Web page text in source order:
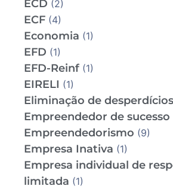
ECD (2)
ECF (4)
Economia (1)
EFD (1)
EFD-Reinf (1)
EIRELI (1)
Eliminação de desperdícios
Empreendedor de sucesso
Empreendedorismo (9)
Empresa Inativa (1)
Empresa individual de
limitada (1)